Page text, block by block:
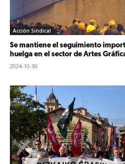
Acción Sindical
Se mantiene el seguimiento
huelga en el sector de Artes
2024-10-30